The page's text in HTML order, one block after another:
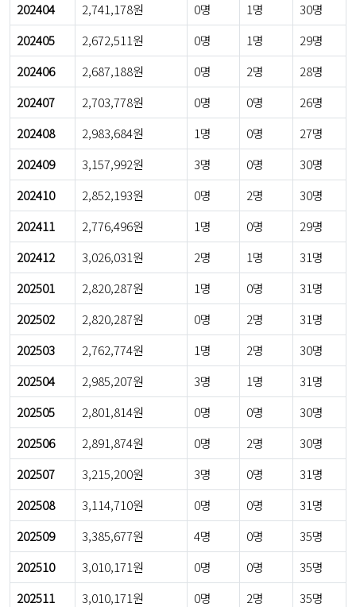
202404
2,741,178원 0명 1명
30명
202405
2,672,511원 0명 1명
29명
202406
2,687,188원 0명 2명
28명
202407
2,703,778원 0명 0명
26명
202408
2,983,684원 1명 0명
27명
202409
3,157,992원 3명 0명
30명
202410
2,852,193원 0명 2명
30명
202411
2,776,496원 1명 0명
29명
202412
3,026,031원 2명 1명
31명
202501
2,820,287원 1명 0명
31명
202502
2,820,287원 0명 2명
31명
202503
2,762,774원 1명 2명
30명
202504
2,985,207원 3명 1명
31명
202505
2,801,814원 0명 0명
30명
202506
2,891,874원 0명 2명
30명
202507
3,215,200원 3명 0명
31명
202508
3,114,710원 0명 0명
31명
202509
3,385,677원 4명 0명
35명
202510
3,010,171원 0명 0명
35명
202511
3,010,171원 0명 2명
35명